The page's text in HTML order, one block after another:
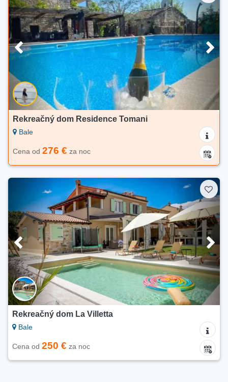
Rekreačný dom Residence Tomani
Bale
Cena od 276 € za noc
Rekreačný dom La Villetta
Bale
Cena od 250 € za noc